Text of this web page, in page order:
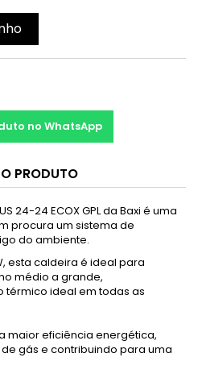
no WhatsApp
PRODUTO
24-24 ECOX GPL da Baxi é uma
procura um sistema de
do ambiente.
esta caldeira é ideal para
médio a grande,
ideal em todas as
maior eficiência energética,
gás e contribuindo para uma